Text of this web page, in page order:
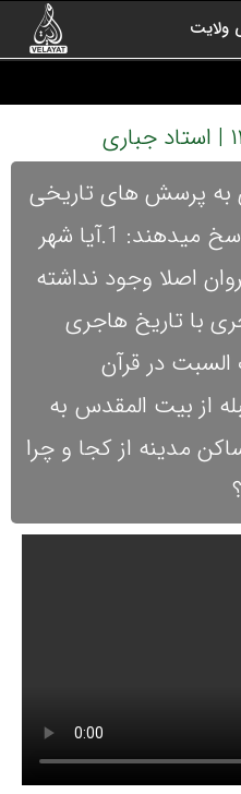
ولایت
به پرسش های تاریخی
از قبیل پرسش های زیر پاسخ میدهند: 1.آیا شهر
اصلا وجود نداشته
هجری با تاریخ هاجری
السبت در قرآن
قبله از بیت المقدس به
ساکن مدینه از کجا و چرا